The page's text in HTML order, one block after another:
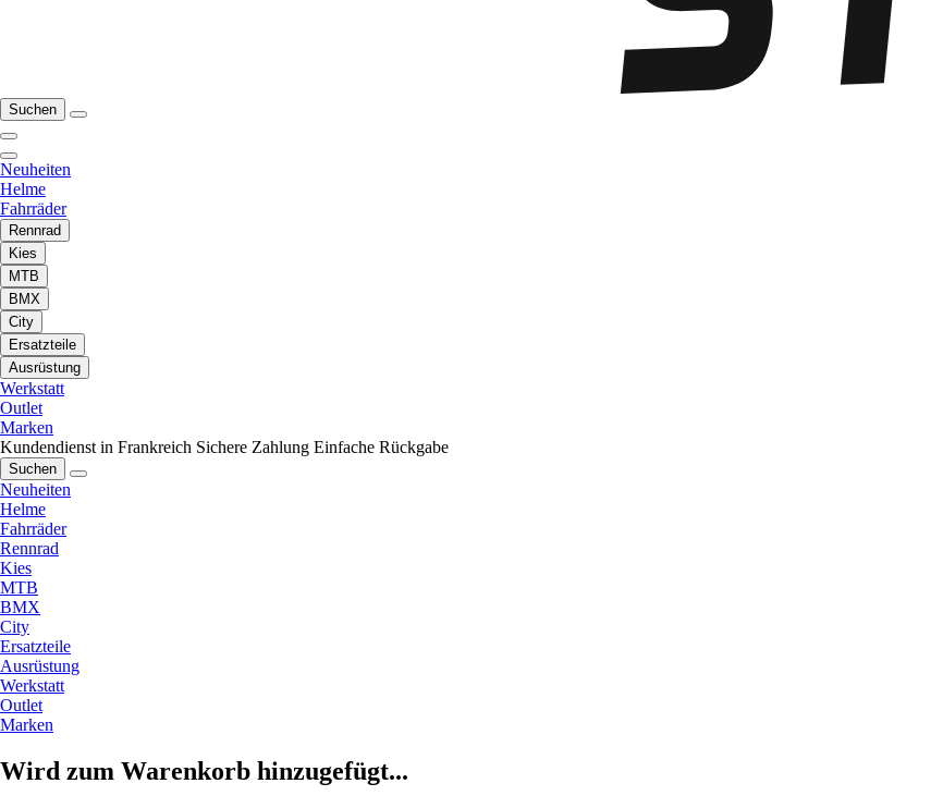
Suchen
Neuheiten
Helme
Fahrräder
Rennrad
Kies
MTB
BMX
City
Ersatzteile
Ausrüstung
Werkstatt
Outlet
Marken
Kundendienst in Frankreich Sichere Zahlung Einfache Rückgabe
Suchen
Neuheiten
Helme
Fahrräder
Rennrad
Kies
MTB
BMX
City
Ersatzteile
Ausrüstung
Werkstatt
Outlet
Marken
Wird zum Warenkorb hinzugefügt...